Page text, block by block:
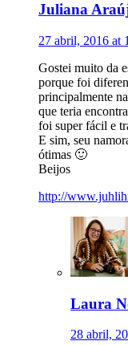
Juliana
27 abril, 2016 at
Gostei muito da
porque foi
principalmente
que teria
foi super fácil e
E sim, seu
ótimas 🙂
Beijos
http://
Laura
28 abril,